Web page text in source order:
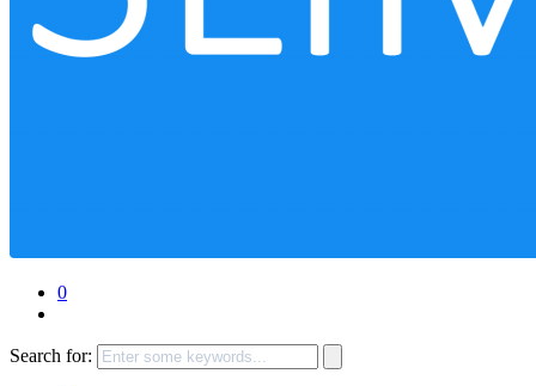
0
Search for: